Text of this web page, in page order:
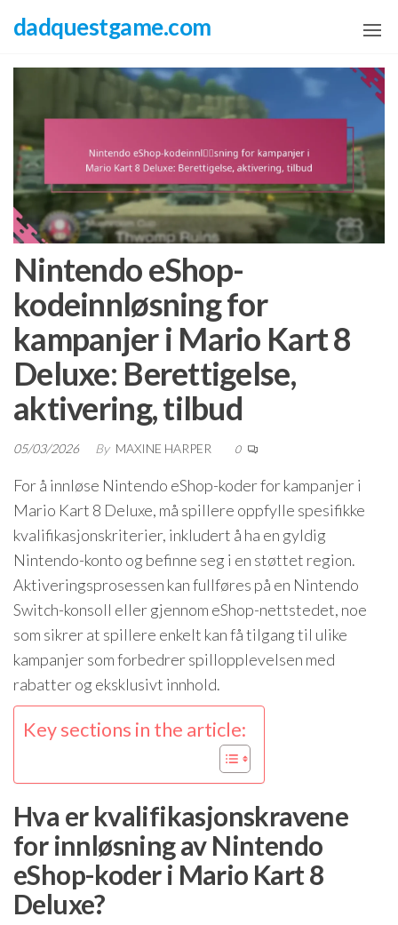
dadquestgame.com
Nintendo eShop-
kodeinnløsning for
kampanjer i Mario Kart 8
Deluxe: Berettigelse,
aktivering, tilbud
05/03/2026 By MAXINE HARPER 0
For å innløse Nintendo eShop-koder for kampanjer i
Mario Kart 8 Deluxe, må spillere oppfylle spesifikke
kvalifikasjonskriterier, inkludert å ha en gyldig
Nintendo-konto og befinne seg i en støttet region.
Aktiveringsprosessen kan fullføres på en Nintendo
Switch-konsoll eller gjennom eShop-nettstedet, noe
som sikrer at spillere enkelt kan få tilgang til ulike
kampanjer som forbedrer spillopplevelsen med
rabatter og eksklusivt innhold.
Key sections in the article:
Hva er kvalifikasjonskravene
for innløsning av Nintendo
eShop-koder i Mario Kart 8
Deluxe?